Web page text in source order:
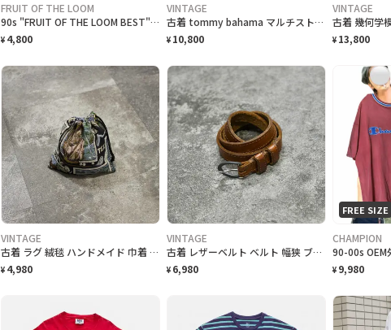
FRUIT OF THE LOOM
90s "FRUIT OF THE LOOM BEST" Plain T-Shirt フルーツオブザルーム無地Tシャツ [XL]
¥ 4,800
VINTAGE
古着 tommy bahama マルチストライプ 半袖シャツ シルクシャツ 黄緑
¥ 10,800
VINTAGE
¥ 13,800
VINTAGE
古着 ラグ 絨毯 ハンドメイド 巾着 ゴルフ柄 リメイク
¥ 4,980
VINTAGE
古着 レザーベルト ベルト 幅狭 ブラウン 茶色 本革 アクセサリー 小物
¥ 6,980
FREE SIZE
CHAMPION
¥ 9,980